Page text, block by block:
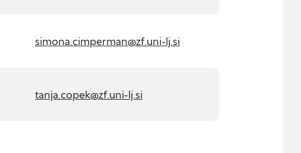
simona.cimperman@zf.uni-lj.si
tanja.copek@zf.uni-lj.si